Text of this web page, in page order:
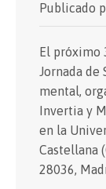
Publicado
El próximo
Jornada de
mental,
Invertia y
en la
Castellana
28036,